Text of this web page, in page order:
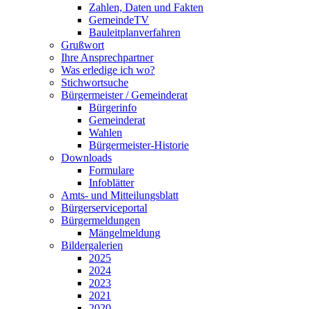
Zahlen, Daten und Fakten
GemeindeTV
Bauleitplanverfahren
Grußwort
Ihre Ansprechpartner
Was erledige ich wo?
Stichwortsuche
Bürgermeister / Gemeinderat
Bürgerinfo
Gemeinderat
Wahlen
Bürgermeister-Historie
Downloads
Formulare
Infoblätter
Amts- und Mitteilungsblatt
Bürgerserviceportal
Bürgermeldungen
Mängelmeldung
Bildergalerien
2025
2024
2023
2021